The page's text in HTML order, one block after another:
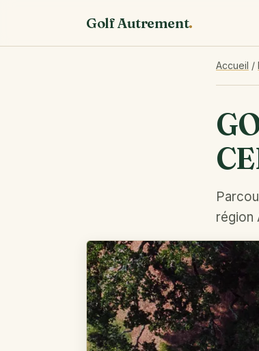
Golf Autrement.
Accueil /
région